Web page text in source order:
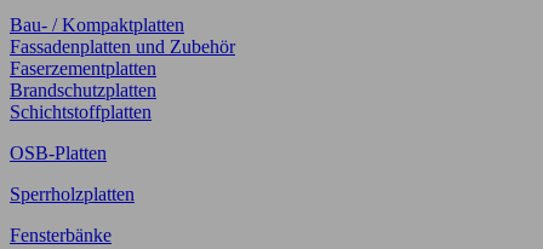
Bau- / Kompaktplatten
Fassadenplatten und Zubehör
Faserzementplatten
Brandschutzplatten
Schichtstoffplatten
OSB-Platten
Sperrholzplatten
Fensterbänke